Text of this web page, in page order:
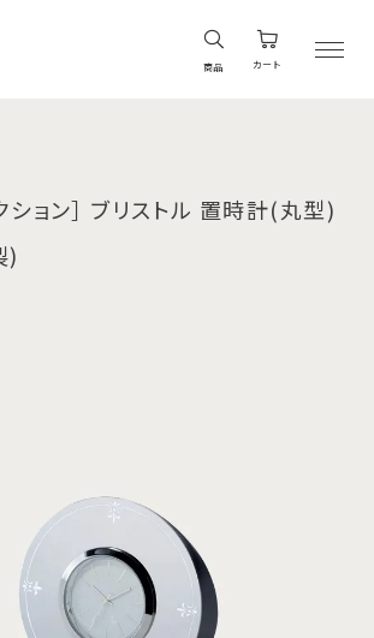
商品 カート
ション］ ブリストル 置時計(丸型)
)